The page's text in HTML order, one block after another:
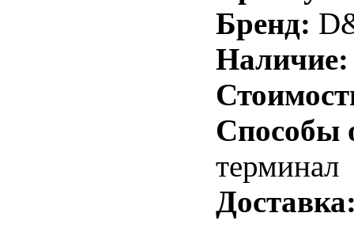
Бренд:
Наличие:
Способы
терминал